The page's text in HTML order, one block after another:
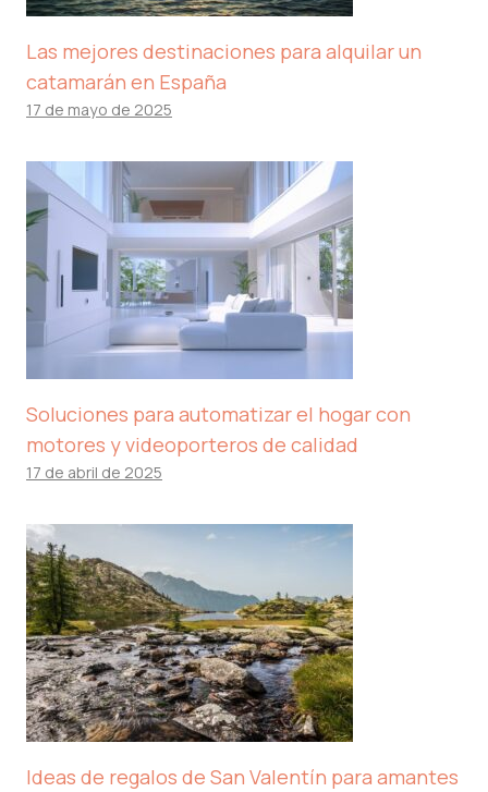
Las mejores destinaciones para alquilar un
catamarán en España
17 de mayo de 2025
Soluciones para automatizar el hogar con
motores y videoporteros de calidad
17 de abril de 2025
Ideas de regalos de San Valentín para amantes